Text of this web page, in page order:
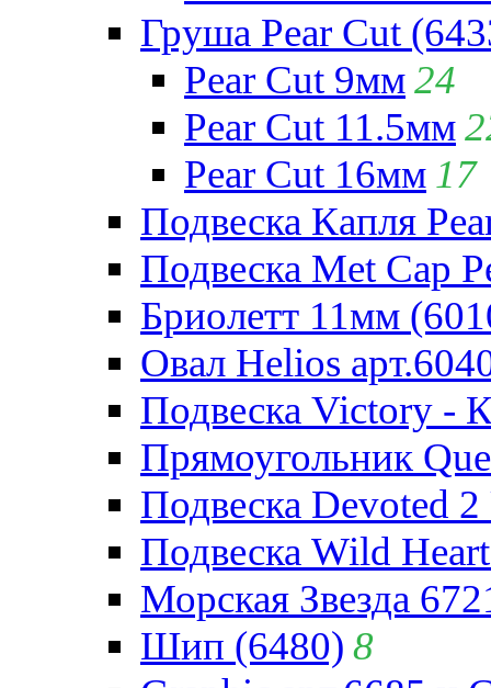
Груша Pear Cut
Pear Cut 9мм24
Pear Cut 11.5мм
Pear Cut 16мм 17
Подвеска Капля
Подвеска Met Cap
Бриолетт 11мм
Овал Helios
Подвеска Victory -
Прямоугольник
Подвеска Devoted
Подвеска Wild
Морская Звезда
Шип (6480) 8